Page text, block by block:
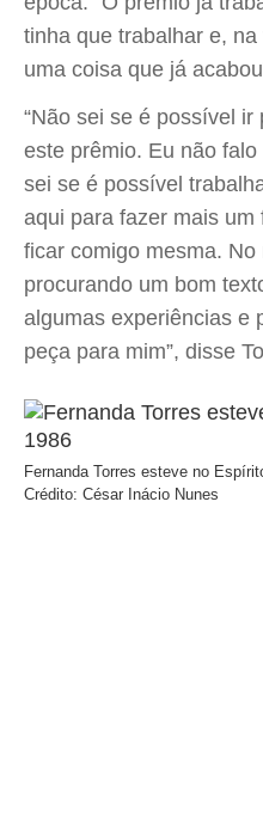
tinha que trabalhar e,
uma coisa que já
“Não sei se é possível
este prêmio. Eu não
sei se é possível
aqui para fazer mais um
ficar comigo mesma. No
procurando um bom
algumas experiências e
peça para mim”, disse
Fernanda Torres esteve no
Crédito: César Inácio Nunes